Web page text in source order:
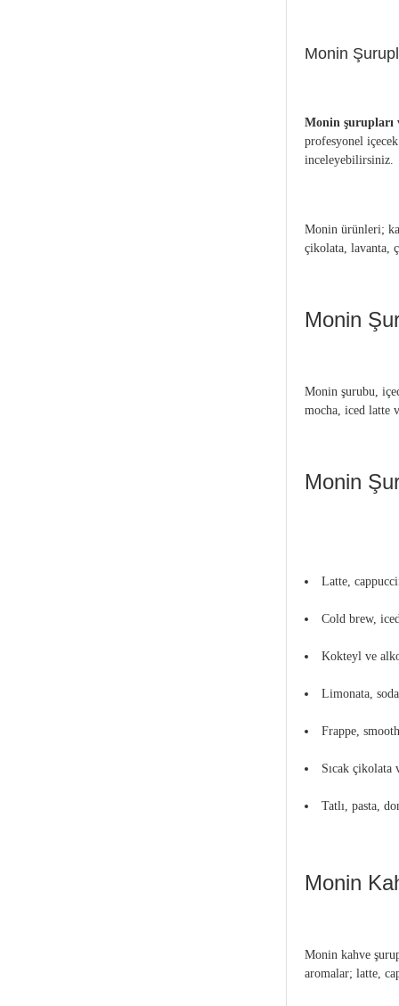
Monin
Monin şurupları
profesyonel
inceleyebilirsiniz.
Monin ürünleri;
çikolata, lavanta,
Monin
Monin şurubu,
mocha, iced latte
Monin
Latte,
Cold brew,
Kokteyl ve
Limonata,
Frappe,
Sıcak çikolata
Tatlı, pasta,
Monin
Monin kahve
aromalar; latte,